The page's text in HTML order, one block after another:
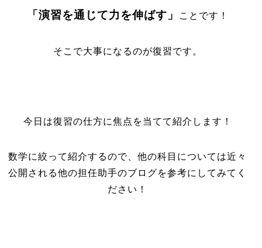
「演習を通じて力を伸ばす」 ことです！
そこで大事になるのが復習です。
今日は復習の仕方に焦点を当てて紹介します！
数学に絞って紹介するので、他の科目については近々
公開される他の担任助手のブログを参考にしてみてく
ださい！